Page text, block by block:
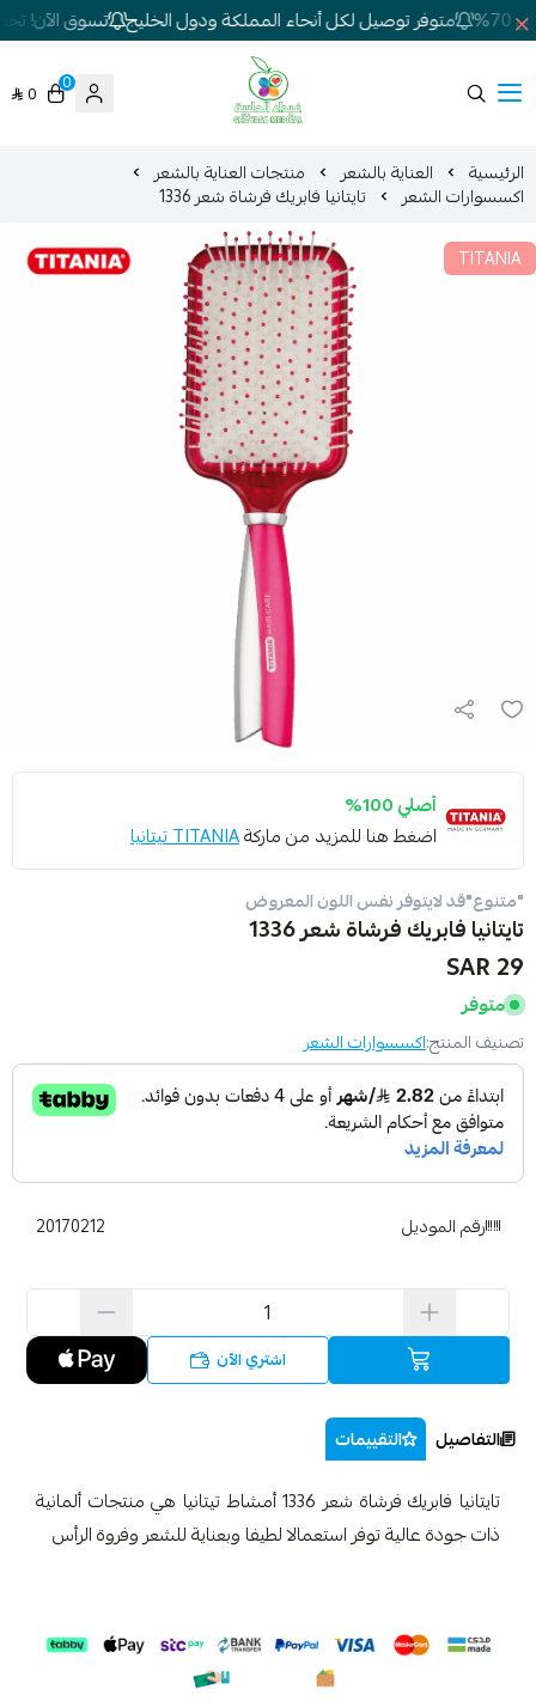
متوفر توصيل لكل أنحاء المملكة ودول الخليج تسوق الآن!
شركة غيداء المتطورة الطبية
0
0
الرئيسية العناية بالشعر منتجات العناية بالشعر
اكسسوارات الشعر
تايتانيا فابريك فرشاة شعر 1336
TITANIA
أصلي 100%
اضغط هنا للمزيد من ماركةTITANIA تيتانيا
"متنوع"قد لايتوفر نفس اللون المعروض
تايتانيا فابريك فرشاة شعر 1336
29 SAR
متوفر
تصنيف المنتج:اكسسوارات الشعر
رقم الموديل 20170212
اشتري الآن
التفاصيل التقييمات
تايتانيا فابريك فرشاة شعر 1336 أمشاط تيتانيا هي منتجات ألمانية
ذات جودة عالية توفر استعمالا لطيفا وبعناية للشعر وفروة الرأس